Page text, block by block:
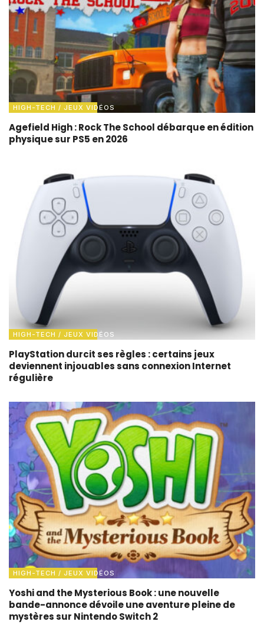
HIGH-TECH / JEUX VIDÉOS
Agefield High : Rock The School débarque en édition
physique sur PS5 en 2026
HIGH-TECH / JEUX VIDÉOS
PlayStation durcit ses règles : certains jeux
deviennent injouables sans connexion Internet
régulière
HIGH-TECH / JEUX VIDÉOS
Yoshi and the Mysterious Book : une nouvelle
bande-annonce dévoile une aventure pleine de
mystères sur Nintendo Switch 2